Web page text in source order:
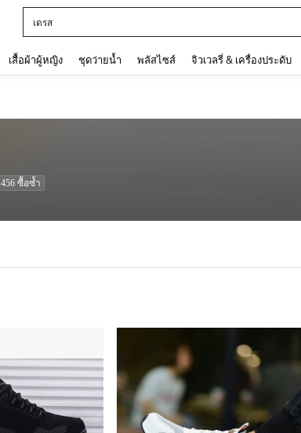
เดรส
เสื้อผ้าผู้หญิง ชุดว่ายน้ำ พลัสไซส์ จิวเวลรี่ & เครื่องประดับ
456 ซื้อซ้ำ